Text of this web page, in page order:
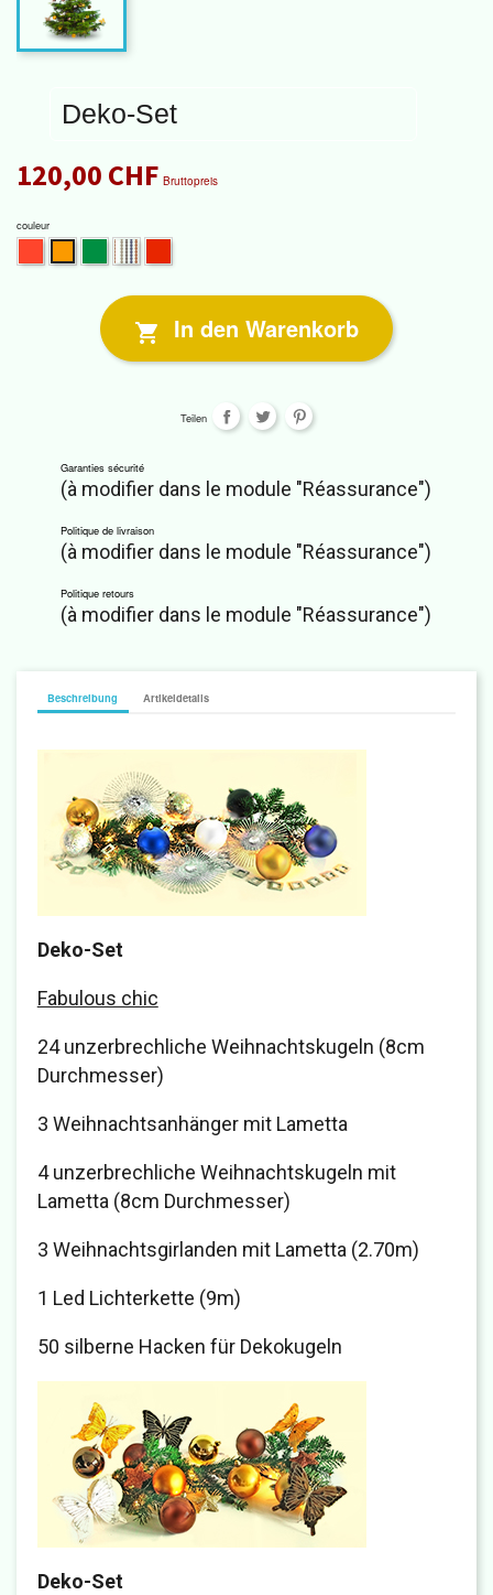
Deko-Set
120,00 CHF Bruttopreis
couleur
Fabulous
Chic
Luxurious
Lodge
Silent
Romance
Winter
Light
Golden
 In den Warenkorb
Teilen
Garanties sécurité
(à modifier dans le module "Réassurance")
Politique de livraison
(à modifier dans le module "Réassurance")
Politique retours
(à modifier dans le module "Réassurance")
Beschreibung Artikeldetails
Deko-Set
Fabulous chic
24 unzerbrechliche Weihnachtskugeln (8cm
Durchmesser)
3 Weihnachtsanhänger mit Lametta
4 unzerbrechliche Weihnachtskugeln mit
Lametta (8cm Durchmesser)
3 Weihnachtsgirlanden mit Lametta (2.70m)
1 Led Lichterkette (9m)
50 silberne Hacken für Dekokugeln
Deko-Set